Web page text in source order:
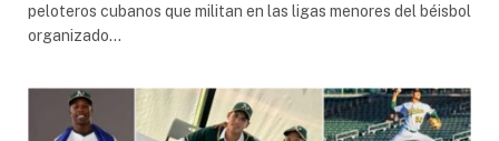
peloteros cubanos que militan en las ligas menores del béisbol
organizado…